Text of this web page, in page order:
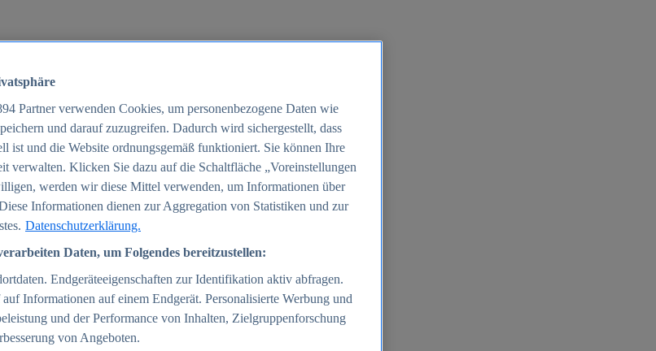
Partner verwenden Cookies, um personenbezogene Daten wie
und darauf zuzugreifen. Dadurch wird sichergestellt, dass
ist und die Website ordnungsgemäß funktioniert. Sie können Ihre
verwalten. Klicken Sie dazu auf die Schaltfläche „Voreinstellungen
werden wir diese Mittel verwenden, um Informationen über
Informationen dienen zur Aggregation von Statistiken und zur
Datenschutzerklärung.
Daten, um Folgendes bereitzustellen:
Endgeräteeigenschaften zur Identifikation aktiv abfragen.
Informationen auf einem Endgerät. Personalisierte Werbung und
und der Performance von Inhalten, Zielgruppenforschung
von Angeboten.